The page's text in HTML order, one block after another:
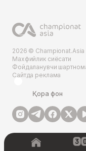
2026 © Championat.Asia
Махфийлик сиёсати
Фойдаланувчи
Сайтда реклама
Қора фон